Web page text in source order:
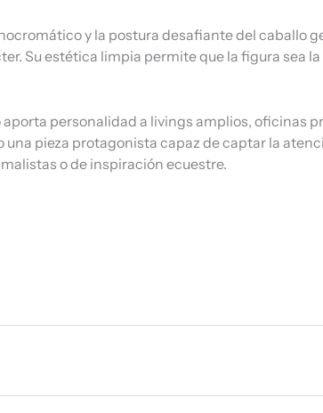
y la postura desafiante del caballo
Su estética limpia permite que la figura sea
personalidad a livings amplios, oficinas
pieza protagonista capaz de captar la
o de inspiración ecuestre.